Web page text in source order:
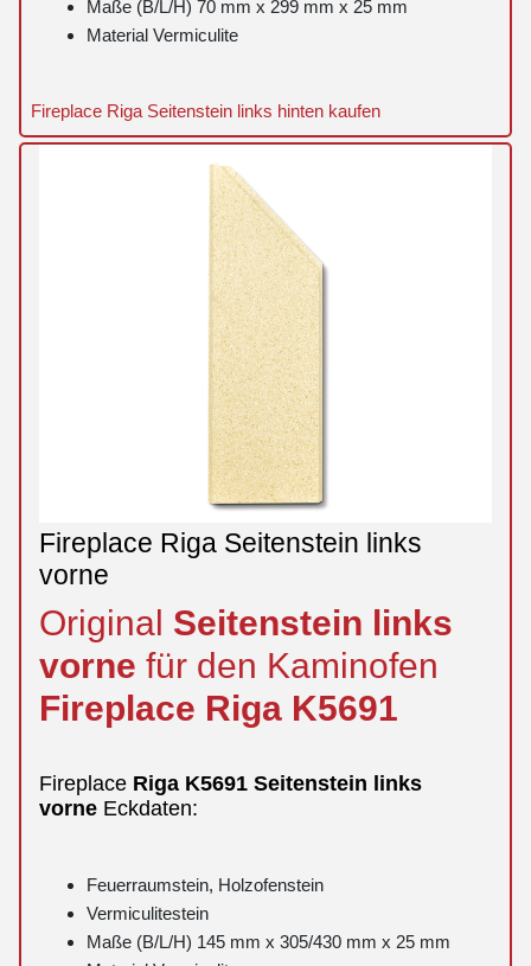
Maße (B/L/H) 70 mm x 299 mm x 25 mm
Material Vermiculite
Fireplace Riga Seitenstein links hinten kaufen
Fireplace Riga Seitenstein links
vorne
Original Seitenstein links
vorne für den Kaminofen
Fireplace Riga K5691
Fireplace Riga K5691 Seitenstein links
vorne Eckdaten:
Feuerraumstein, Holzofenstein
Vermiculitestein
Maße (B/L/H) 145 mm x 305/430 mm x 25 mm